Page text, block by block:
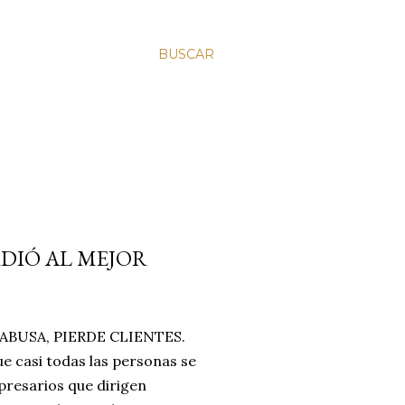
BUSCAR
AL MEJOR
PIERDE CLIENTES.
casi todas las personas se
que dirigen